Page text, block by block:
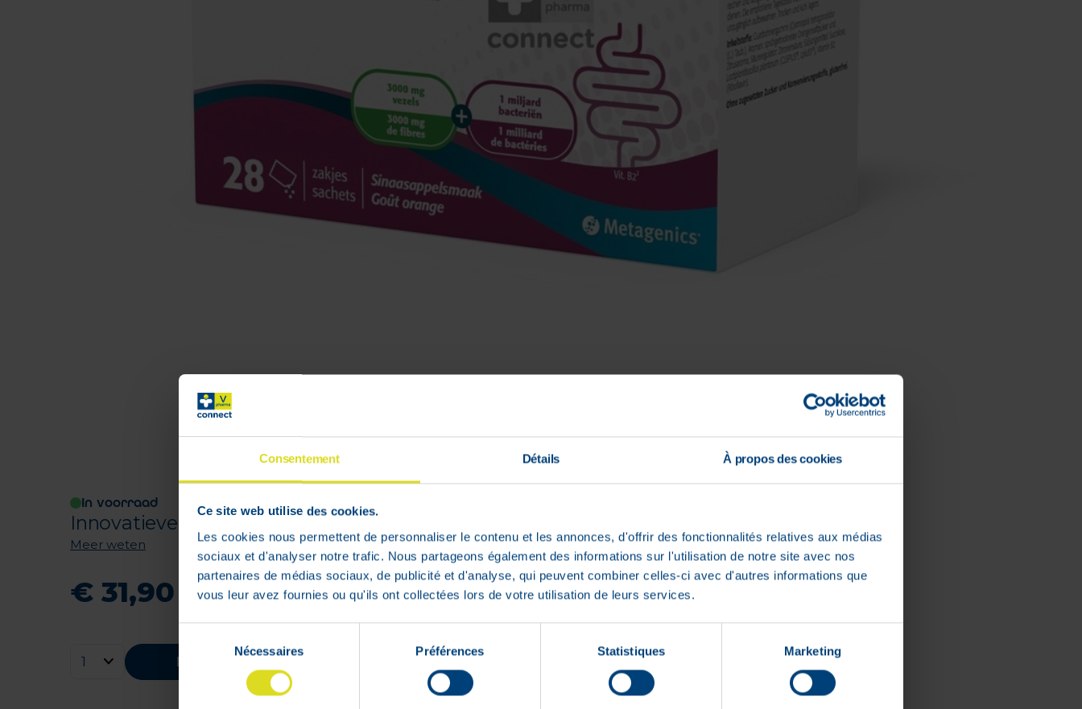
Consentement Détails À propos des cookies
Ce site web utilise des cookies.
Les cookies nous permettent de personnaliser le contenu et les annonces, d'offrir des fonctionnalités relatives aux médias
sociaux et d'analyser notre trafic. Nous partageons également des informations sur l'utilisation de notre site avec nos
partenaires de médias sociaux, de publicité et d'analyse, qui peuvent combiner celles-ci avec d'autres informations que
vous leur avez fournies ou qu'ils ont collectées lors de votre utilisation de leurs services.
consentement
Nécessaires Préférences Statistiques Marketing
In voorraad
Innovatieve combinatie van microbiotica en goed verdragen, plantaardige vezels
Meer weten
€ 31,90
Bestellen